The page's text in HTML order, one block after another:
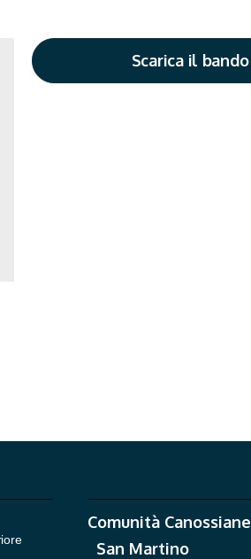
Scarica il bando
Comunità Canossiane
San Martino